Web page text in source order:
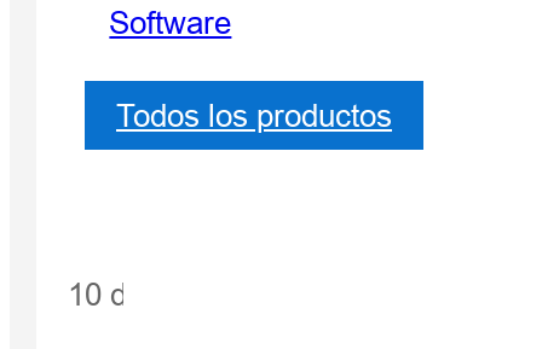
Software
Todos los productos
10 de junio de 2025